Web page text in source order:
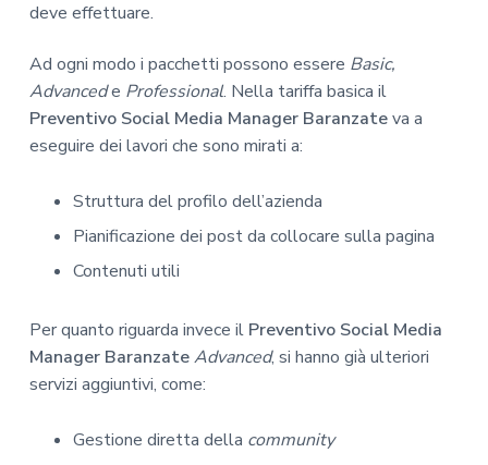
deve effettuare.
Ad ogni modo i pacchetti possono essere Basic,
Advancede Professional. Nella tariffa basica il
Preventivo Social Media Manager Baranzateva a
eseguire dei lavori che sono mirati a:
Struttura del profilo dell’azienda
Pianificazione dei post da collocare sulla pagina
Contenuti utili
Per quanto riguarda invece il Preventivo Social Media
Manager BaranzateAdvanced, si hanno già ulteriori
servizi aggiuntivi, come:
Gestione diretta della community